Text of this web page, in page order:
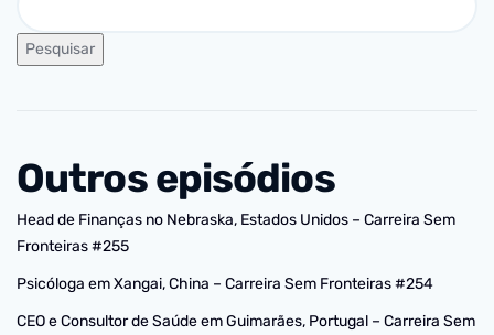
Pesquisar
Outros episódios
Head de Finanças no Nebraska, Estados Unidos – Carreira Sem
Fronteiras #255
Psicóloga em Xangai, China – Carreira Sem Fronteiras #254
CEO e Consultor de Saúde em Guimarães, Portugal – Carreira Sem